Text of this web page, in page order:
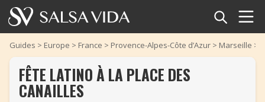
Accueil
Événements
Guides > Europe > France > Provence-Alpes-Côte d’Azur > Marseille >
FÊTE LATINO À LA PLACE DES
CANAILLES